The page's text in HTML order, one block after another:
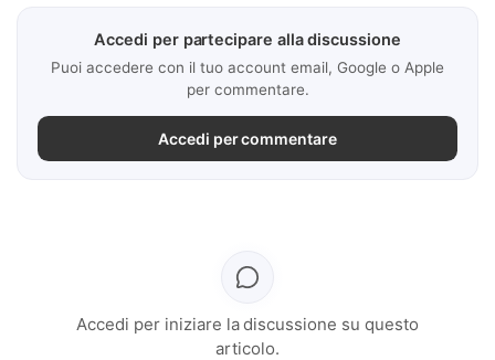
Accedi per partecipare alla discussione
Puoi accedere con il tuo account email, Google o Apple
per commentare.
Accedi per commentare
Accedi per iniziare la discussione su questo
articolo.